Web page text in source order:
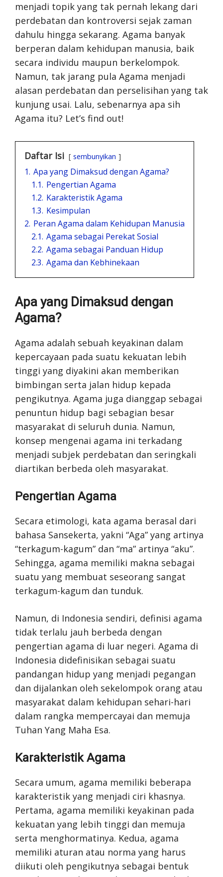
menjadi topik yang tak pernah lekang dari
perdebatan dan kontroversi sejak zaman
dahulu hingga sekarang. Agama banyak
berperan dalam kehidupan manusia, baik
secara individu maupun berkelompok.
Namun, tak jarang pula Agama menjadi
alasan perdebatan dan perselisihan yang tak
kunjung usai. Lalu, sebenarnya apa sih
Agama itu? Let’s find out!
Daftar Isi sembunyikan
1. Apa yang Dimaksud dengan Agama?
1.1. Pengertian Agama
1.2. Karakteristik Agama
1.3. Kesimpulan
2. Peran Agama dalam Kehidupan Manusia
2.1. Agama sebagai Perekat Sosial
2.2. Agama sebagai Panduan Hidup
2.3. Agama dan Kebhinekaan
Apa yang Dimaksud dengan
Agama?
Agama adalah sebuah keyakinan dalam
kepercayaan pada suatu kekuatan lebih
tinggi yang diyakini akan memberikan
bimbingan serta jalan hidup kepada
pengikutnya. Agama juga dianggap sebagai
penuntun hidup bagi sebagian besar
masyarakat di seluruh dunia. Namun,
konsep mengenai agama ini terkadang
menjadi subjek perdebatan dan seringkali
diartikan berbeda oleh masyarakat.
Pengertian Agama
Secara etimologi, kata agama berasal dari
bahasa Sansekerta, yakni “Aga” yang artinya
“terkagum-kagum” dan “ma” artinya “aku”.
Sehingga, agama memiliki makna sebagai
suatu yang membuat seseorang sangat
terkagum-kagum dan tunduk.
Namun, di Indonesia sendiri, definisi agama
tidak terlalu jauh berbeda dengan
pengertian agama di luar negeri. Agama di
Indonesia didefinisikan sebagai suatu
pandangan hidup yang menjadi pegangan
dan dijalankan oleh sekelompok orang atau
masyarakat dalam kehidupan sehari-hari
dalam rangka mempercayai dan memuja
Tuhan Yang Maha Esa.
Karakteristik Agama
Secara umum, agama memiliki beberapa
karakteristik yang menjadi ciri khasnya.
Pertama, agama memiliki keyakinan pada
kekuatan yang lebih tinggi dan memuja
serta menghormatinya. Kedua, agama
memiliki aturan atau norma yang harus
diikuti oleh pengikutnya sebagai bentuk